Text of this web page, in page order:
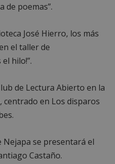
de poemas”.
José Hierro, los más
el taller de
hilo!”.
de Lectura Abierto en la
centrado en Los disparos
Nejapa se presentará el
Castaño.